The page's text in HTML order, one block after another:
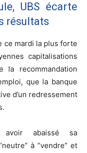
UBS écarte
résultats
ce mardi la plus forte
capitalisations
la recommandation
que la banque
d’un redressement
abaissé sa
à “vendre” et